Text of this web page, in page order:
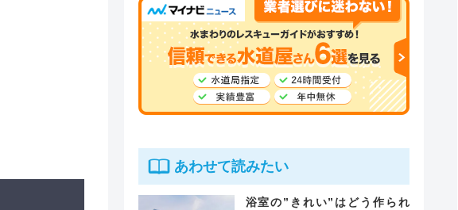
あわせて読みたい
浴室の”きれい”はどう作られ